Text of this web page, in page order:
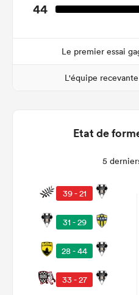
44
Le premier essai
L'équipe
Etat de
5
39 - 21
31 - 29
28 - 44
33 - 27